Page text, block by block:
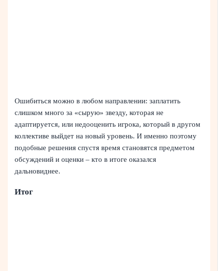
Ошибиться можно в любом направлении: заплатить
слишком много за «сырую» звезду, которая не
адаптируется, или недооценить игрока, который в другом
коллективе выйдет на новый уровень. И именно поэтому
подобные решения спустя время становятся предметом
обсуждений и оценки – кто в итоге оказался
дальновиднее.
Итог